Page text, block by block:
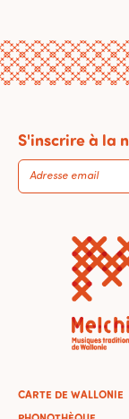
S'inscrire à la
CARTE DE WALLONIE